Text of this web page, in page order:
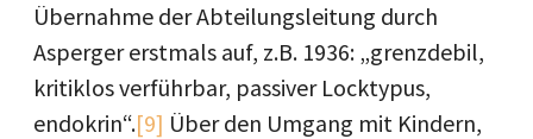
Übernahme der Abteilungsleitung durch
Asperger erstmals auf, z.B. 1936: „grenzdebil,
kritiklos verführbar, passiver Locktypus,
endokrin“.[9] Über den Umgang mit Kindern,